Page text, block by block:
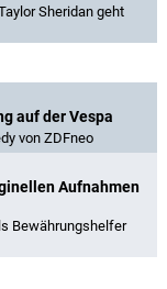
Sheridan geht
auf der Vespa
von ZDFneo
Aufnahmen
Bewährungshelfer